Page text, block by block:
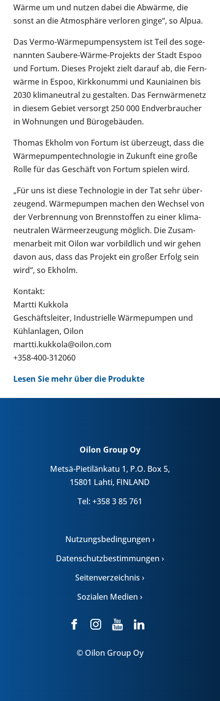
Wärme um und nutzen dabei die Abwärme, die
sonst an die Atmo­sphäre ver­lo­ren ginge“, so Alpua.
Das Vermo-​Wärmepumpensystem ist Teil des soge­
nann­ten Saubere-​Wärme-Projekts der Stadt Espoo
und Fortum. Dieses Projekt zielt darauf ab, die Fern­
wärme in Espoo, Kirk­ko­nummi und Kau­niai­nen bis
2030 kli­ma­neu­tral zu gestal­ten. Das Fern­wär­me­netz
in diesem Gebiet ver­sorgt 250 000 End­ver­brau­cher
in Woh­nun­gen und Büro­ge­bäu­den.
Thomas Ekholm von Fortum ist über­zeugt, dass die
Wär­me­pum­pen­tech­no­lo­gie in Zukunft eine große
Rolle für das Geschäft von Fortum spielen wird.
„Für uns ist diese Tech­no­lo­gie in der Tat sehr über­
zeu­gend. Wär­me­pum­pen machen den Wechsel von
der Ver­bren­nung von Brenn­stof­fen zu einer kli­ma­
neu­tra­len Wär­me­er­zeu­gung möglich. Die Zusam­
men­ar­beit mit Oilon war vor­bild­lich und wir gehen
davon aus, dass das Projekt ein großer Erfolg sein
wird“, so Ekholm.
Kontakt:
Martti Kukkola
Geschäfts­lei­ter, Indus­tri­elle Wär­me­pum­pen und
Kühl­an­la­gen, Oilon
martti.kukkola@oilon.com
+358-400-312060
Lesen Sie mehr über die Pro­dukte
Oilon Group Oy
Metsä-Pietilänkatu 1, P.O. Box 5,
15801 Lahti, FINLAND
Tel: +358 3 85 761
Nutzungsbedingungen ›
Datenschutzbestimmungen ›
Seitenverzeichnis ›
Sozialen Medien ›
© Oilon Group Oy